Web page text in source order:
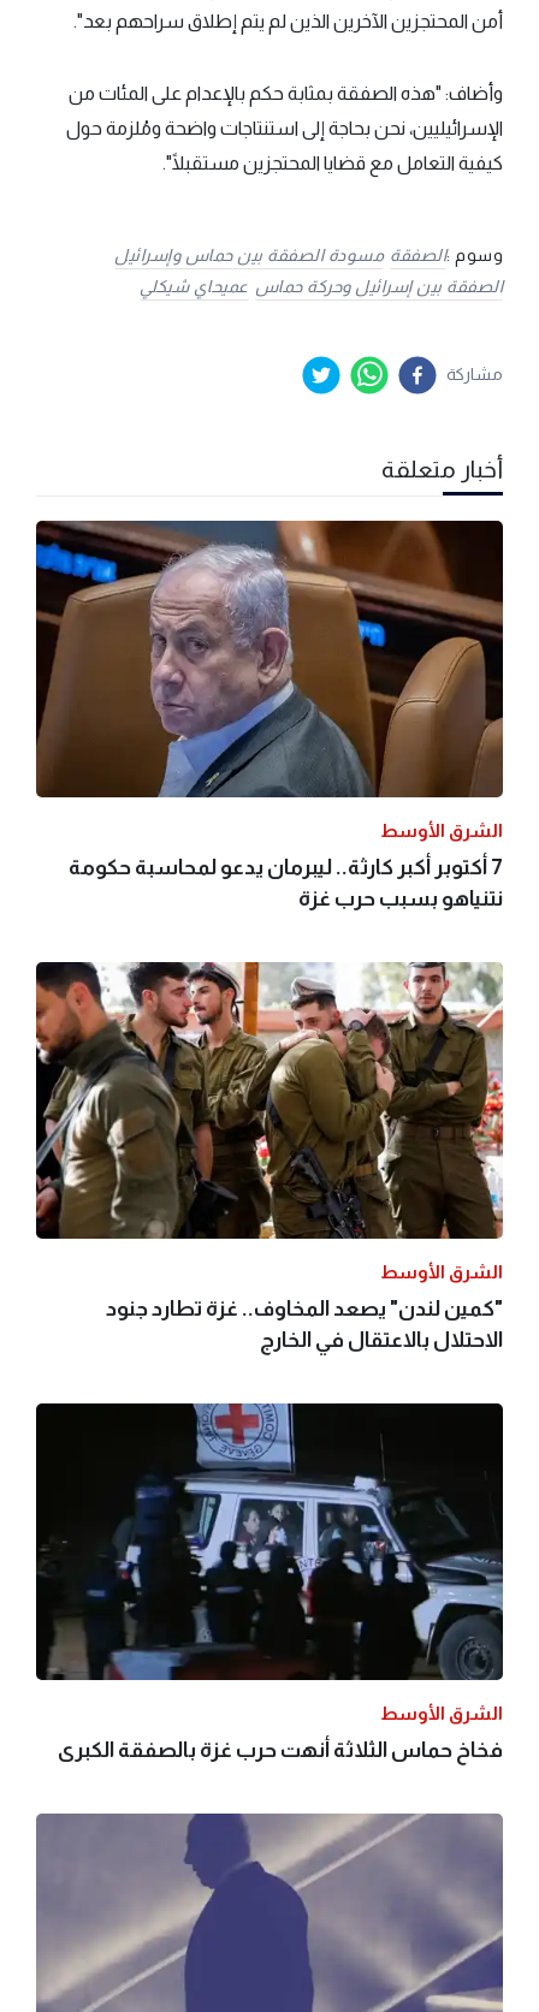
أمن المحتجزين الآخرين الذين لم يتم إطلاق سراحهم بعد".
وأضاف: "هذه الصفقة بمثابة حكم بالإعدام على المئات من
الإسرائيليين، نحن بحاجة إلى استنتاجات واضحة ومُلزمة حول
كيفية التعامل مع قضايا المحتجزين مستقبلًا".
وسوم :الصفقة مسودة الصفقة بين حماس وإسرائيل
الصفقة بين إسرائيل وحركة حماس عميحاي شيكلي
مشاركة
أخبار متعلقة
الشرق الأوسط
7 أكتوبر أكبر كارثة.. ليبرمان يدعو لمحاسبة حكومة
نتنياهو بسبب حرب غزة
الشرق الأوسط
"كمين لندن" يصعد المخاوف.. غزة تطارد جنود
الاحتلال بالاعتقال في الخارج
الشرق الأوسط
فخاخ حماس الثلاثة أنهت حرب غزة بالصفقة الكبرى